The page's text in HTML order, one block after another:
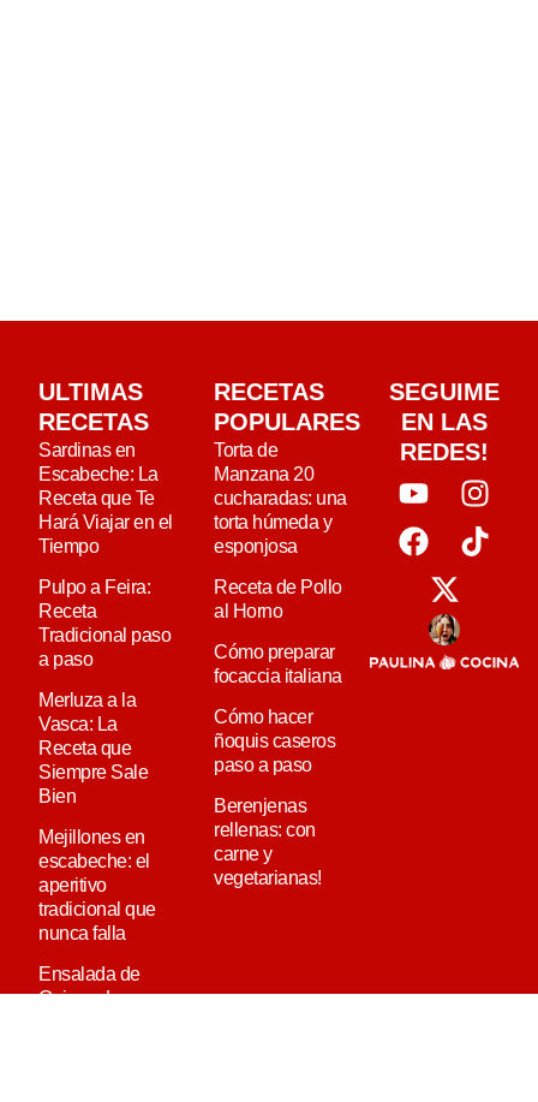
ULTIMAS
RECETAS
Sardinas en
Escabeche: La
Receta que Te
Hará Viajar en el
Tiempo
Pulpo a Feira:
Receta
Tradicional paso
a paso
Merluza a la
Vasca: La
Receta que
Siempre Sale
Bien
Mejillones en
escabeche: el
aperitivo
tradicional que
nunca falla
Ensalada de
Quinoa: La
RECETAS
POPULARES
Torta de
Manzana 20
cucharadas: una
torta húmeda y
esponjosa
Receta de Pollo
al Horno
Cómo preparar
focaccia italiana
Cómo hacer
ñoquis caseros
paso a paso
Berenjenas
rellenas: con
carne y
vegetarianas!
SEGUIME
EN LAS
REDES!